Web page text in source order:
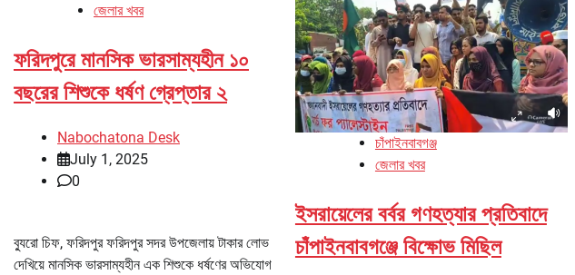
জেলার খবর
ফরিদপুরে মানসিক ভারসাম্যহীন ১০
বছরের শিশুকে ধর্ষণ গ্রেপ্তার ২
Nabochatona Desk
July 1, 2025
0
ব্যুরো চিফ, ফরিদপুর ফরিদপুর সদর উপজেলায় টাকার লোভ
দেখিয়ে মানসিক ভারসাম্যহীন এক শিশুকে ধর্ষণের অভিযোগ
চাঁপাইনবাবগঞ্জ
জেলার খবর
ইসরায়েলের বর্বর গণহত্যার প্রতিবাদে
চাঁপাইনবাবগঞ্জে বিক্ষোভ মিছিল